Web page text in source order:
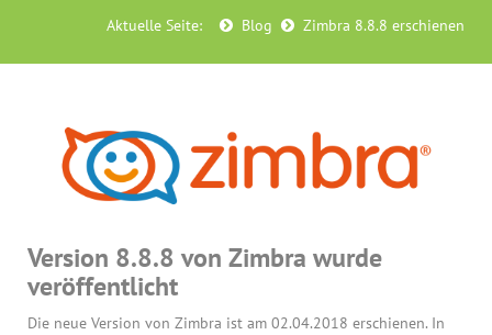
Aktuelle Seite: Blog Zimbra 8.8.8 erschienen
Version 8.8.8 von Zimbra wurde
veröffentlicht
Die neue Version von Zimbra ist am 02.04.2018 erschienen. In